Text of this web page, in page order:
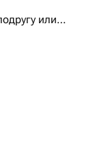
или
водой.
дня.
прямых